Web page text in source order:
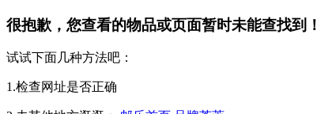
很抱歉，您查看的物品或页面暂时未能查找到！
试试下面几种方法吧：
1.检查网址是否正确